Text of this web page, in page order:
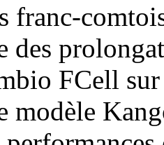
franc-
des
FCell
modèle